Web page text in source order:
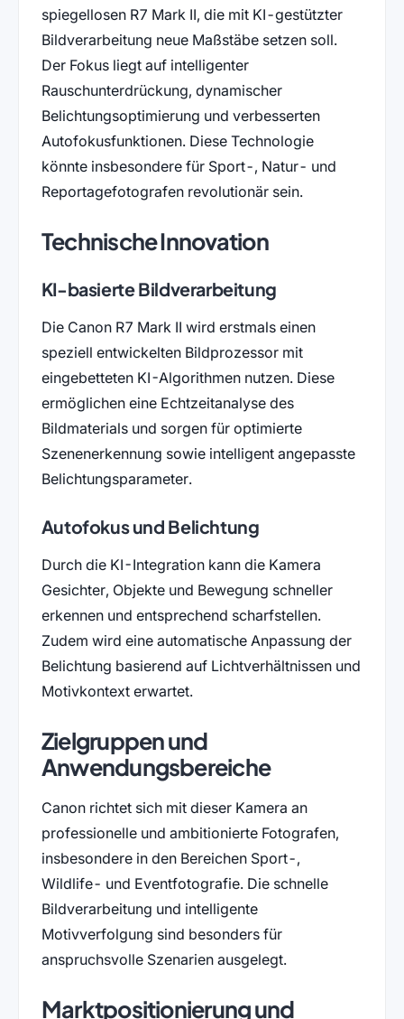
spiegellosen R7 Mark II, die mit KI-gestützter
Bildverarbeitung neue Maßstäbe setzen soll.
Der Fokus liegt auf intelligenter
Rauschunterdrückung, dynamischer
Belichtungsoptimierung und verbesserten
Autofokusfunktionen. Diese Technologie
könnte insbesondere für Sport-, Natur- und
Reportagefotografen revolutionär sein.
Technische Innovation
KI-basierte Bildverarbeitung
Die Canon R7 Mark II wird erstmals einen
speziell entwickelten Bildprozessor mit
eingebetteten KI-Algorithmen nutzen. Diese
ermöglichen eine Echtzeitanalyse des
Bildmaterials und sorgen für optimierte
Szenenerkennung sowie intelligent angepasste
Belichtungsparameter.
Autofokus und Belichtung
Durch die KI-Integration kann die Kamera
Gesichter, Objekte und Bewegung schneller
erkennen und entsprechend scharfstellen.
Zudem wird eine automatische Anpassung der
Belichtung basierend auf Lichtverhältnissen und
Motivkontext erwartet.
Zielgruppen und
Anwendungsbereiche
Canon richtet sich mit dieser Kamera an
professionelle und ambitionierte Fotografen,
insbesondere in den Bereichen Sport-,
Wildlife- und Eventfotografie. Die schnelle
Bildverarbeitung und intelligente
Motivverfolgung sind besonders für
anspruchsvolle Szenarien ausgelegt.
Marktpositionierung und